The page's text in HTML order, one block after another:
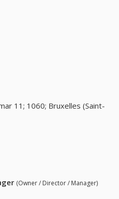
11; 1060; Bruxelles (Saint-
(Owner / Director / Manager)